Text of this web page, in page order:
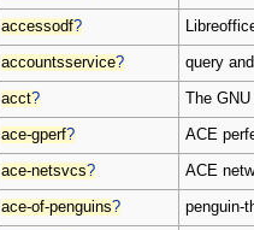
accessodf?
accountsservice? query
acct? The
ace-gperf? ACE
ace-netsvcs? ACE
ace-of-penguins? penguin-